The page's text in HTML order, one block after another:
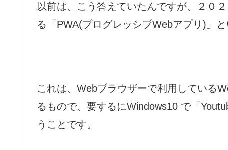
以前は、こう答えていたんですが、２０
る「PWA(プログレッシブWebアプリ)」
これは、Webブラウザーで利用している
るもので、要するにWindows10 で「
うことです。